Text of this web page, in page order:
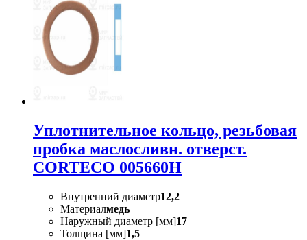
Уплотнительное кольцо, резьбовая
пробка маслосливн. отверст.
CORTECO 005660H
Внутренний диаметр12,2
Материалмедь
Наружный диаметр [мм]17
Толщина [мм]1,5